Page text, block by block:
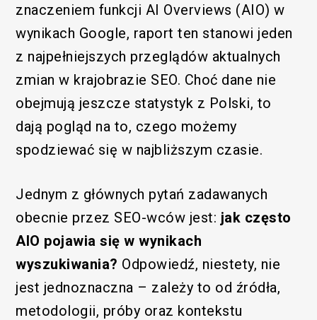
znaczeniem funkcji AI Overviews (AIO) w
wynikach Google, raport ten stanowi jeden
z najpełniejszych przeglądów aktualnych
zmian w krajobrazie SEO. Choć dane nie
obejmują jeszcze statystyk z Polski, to
dają pogląd na to, czego możemy
spodziewać się w najbliższym czasie.
Jednym z głównych pytań zadawanych
obecnie przez SEO-wców jest: jak często
AIO pojawia się w wynikach
wyszukiwania? Odpowiedź, niestety, nie
jest jednoznaczna – zależy to od źródła,
metodologii, próby oraz kontekstu